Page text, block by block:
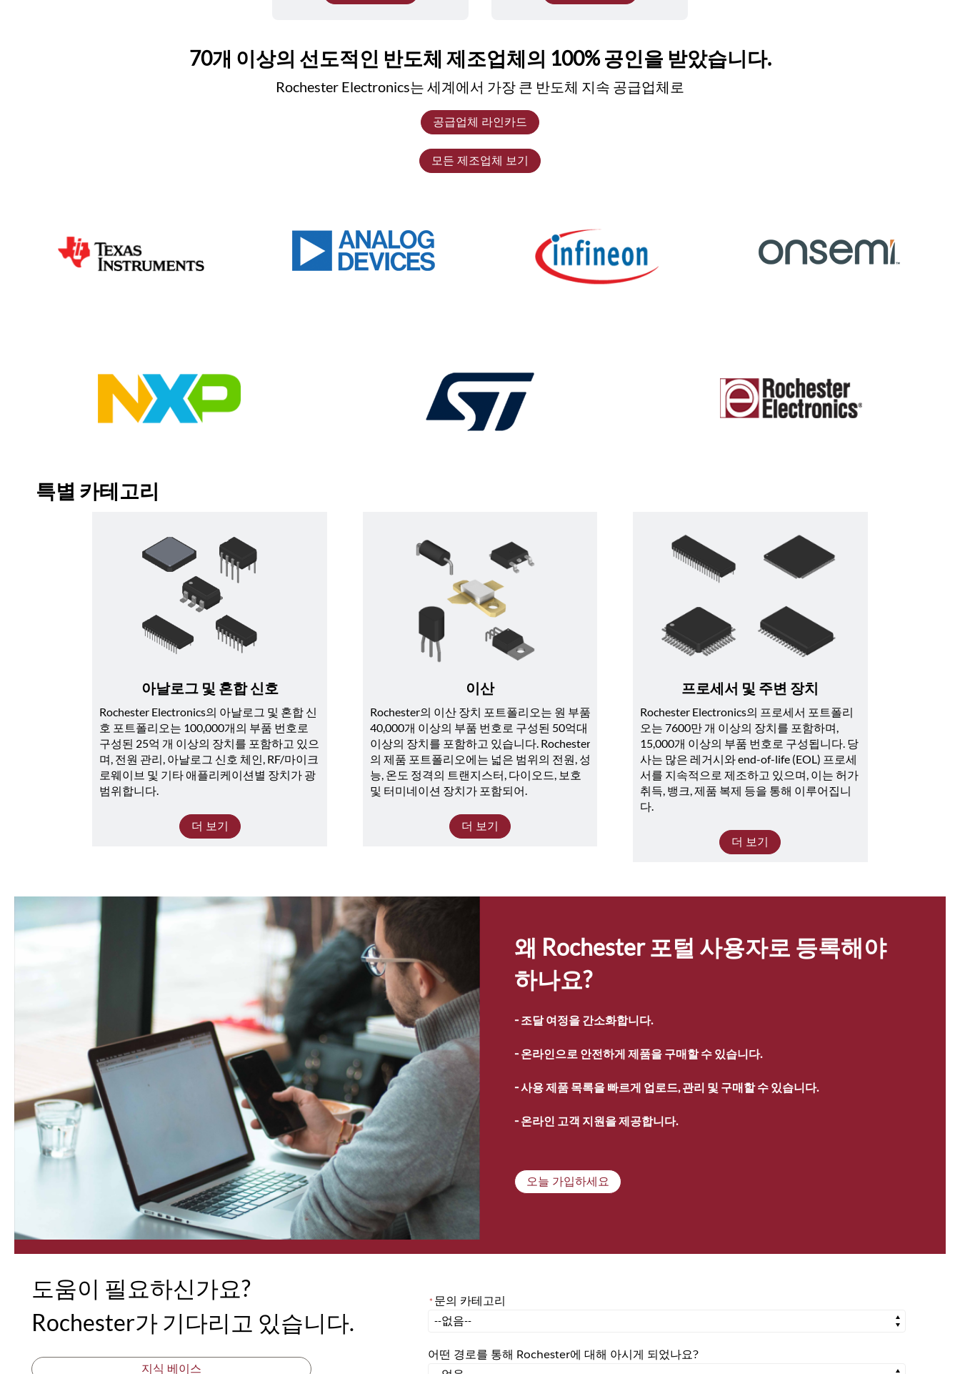
70개 이상의 선도적인 반도체 제조업체의 100% 공인을 받았습니다.
Rochester Electronics는 세계에서 가장 큰 반도체 지속 공급업체로
공급업체 라인카드
모든 제조업체 보기
특별 카테고리
아날로그 및 혼합 신호
Rochester Electronics의 아날로그 및 혼합 신
호 포트폴리오는 100,000개의 부품 번호로
구성된 25억 개 이상의 장치를 포함하고 있으
며, 전원 관리, 아날로그 신호 체인, RF/마이크
로웨이브 및 기타 애플리케이션별 장치가 광
범위합니다.
더 보기
이산
Rochester의 이산 장치 포트폴리오는 원 부품
40,000개 이상의 부품 번호로 구성된 50억대
이상의 장치를 포함하고 있습니다. Rochester
의 제품 포트폴리오에는 넓은 범위의 전원, 성
능, 온도 정격의 트랜지스터, 다이오드, 보호
및 터미네이션 장치가 포함되어.
더 보기
프로세서 및 주변 장치
Rochester Electronics의 프로세서 포트폴리
오는 7600만 개 이상의 장치를 포함하며,
15,000개 이상의 부품 번호로 구성됩니다. 당
사는 많은 레거시와 end-of-life (EOL) 프로세
서를 지속적으로 제조하고 있으며, 이는 허가
취득, 뱅크, 제품 복제 등을 통해 이루어집니
다.
더 보기
왜 Rochester 포털 사용자로 등록해야
하나요?
- 조달 여정을 간소화합니다.
- 온라인으로 안전하게 제품을 구매할 수 있습니다.
- 사용 제품 목록을 빠르게 업로드, 관리 및 구매할 수 있습니다.
- 온라인 고객 지원을 제공합니다.
오늘 가입하세요
도움이 필요하신가요?
Rochester가 기다리고 있습니다.
지식 베이스
* 문의 카테고리
문의 카테고리
어떤 경로를 통해 Rochester에 대해 아시게 되었나요?
어떤 경로를 통해 Rochester에 대해 아시게 되었나요?